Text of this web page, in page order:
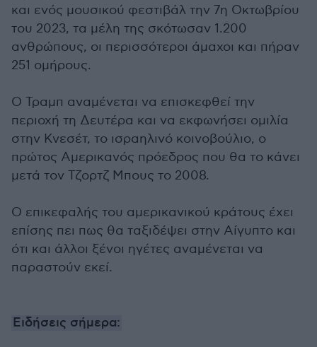
και ενός μουσικού φεστιβάλ την 7η Οκτωβρίου
του 2023, τα μέλη της σκότωσαν 1.200
ανθρώπους, οι περισσότεροι άμαχοι και πήραν
251 ομήρους.
Ο Τραμπ αναμένεται να επισκεφθεί την
περιοχή τη Δευτέρα και να εκφωνήσει ομιλία
στην Κνεσέτ, το ισραηλινό κοινοβούλιο, ο
πρώτος Αμερικανός πρόεδρος που θα το κάνει
μετά τον Τζορτζ Μπους το 2008.
Ο επικεφαλής του αμερικανικού κράτους έχει
επίσης πει πως θα ταξιδέψει στην Αίγυπτο και
ότι και άλλοι ξένοι ηγέτες αναμένεται να
παραστούν εκεί.
Ειδήσεις σήμερα: